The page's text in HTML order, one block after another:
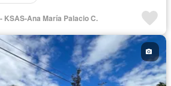
KSAS-Ana María Palacio C.